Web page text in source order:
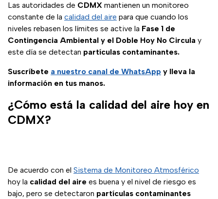
Las autoridades de CDMX mantienen un monitoreo
constante de la calidad del aire para que cuando los
niveles rebasen los límites se active la Fase 1 de
Contingencia Ambiental y el Doble Hoy No Circula y
este día se detectan partículas contaminantes.
Suscríbete a nuestro canal de WhatsApp y lleva la
información en tus manos.
¿Cómo está la calidad del aire hoy en
CDMX?
De acuerdo con el Sistema de Monitoreo Atmosférico
hoy la calidad del aire es buena y el nivel de riesgo es
bajo, pero se detectaron partículas contaminantes